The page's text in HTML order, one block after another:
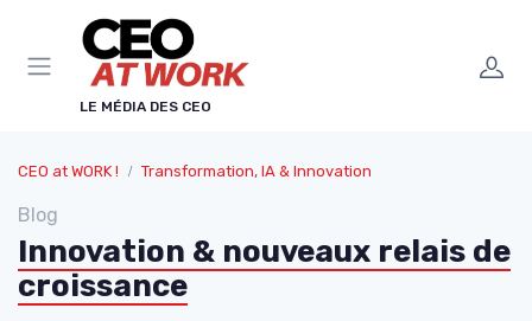
LE MÉDIA DES CEO
CEO at WORK ! Transformation, IA & Innovation
Blog
Innovation & nouveaux relais de
croissance
Panneau de gestion des cookies